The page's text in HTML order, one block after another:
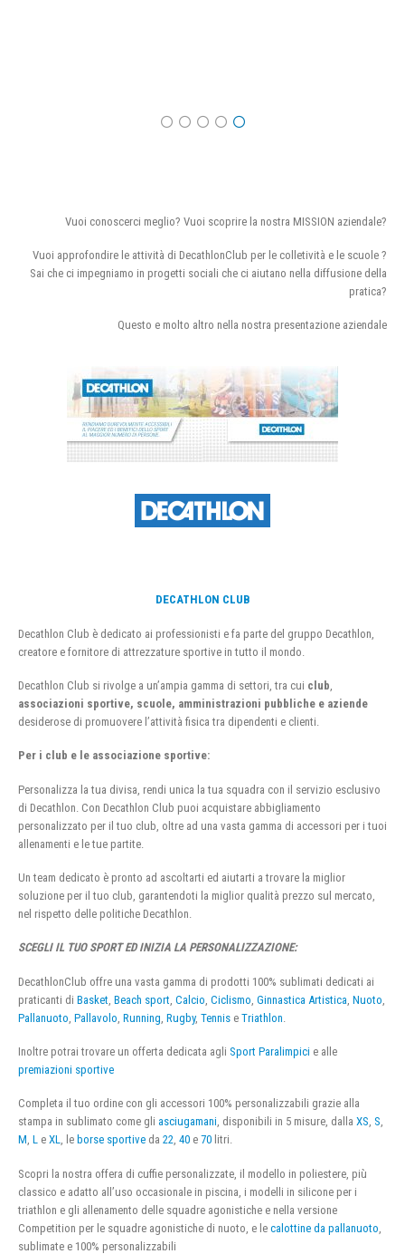
Vuoi conoscerci meglio? Vuoi scoprire la nostra MISSION aziendale?
Vuoi approfondire le attività di DecathlonClub per le colletività e le scuole ?
Sai che ci impegniamo in progetti sociali che ci aiutano nella diffusione della
pratica?
Questo e molto altro nella nostra presentazione aziendale
DECATHLON CLUB
Decathlon Club è dedicato ai professionisti e fa parte del gruppo Decathlon,
creatore e fornitore di attrezzature sportive in tutto il mondo.
Decathlon Club si rivolge a un’ampia gamma di settori, tra cui club
associazioni sportive, scuole, amministrazioni pubbliche e aziende
desiderose di promuovere l’attività fisica tra dipendenti e clienti.
Per i club e le associazione sportive:
Personalizza la tua divisa, rendi unica la tua squadra con il servizio esclusivo
di Decathlon. Con Decathlon Club puoi acquistare abbigliamento
personalizzato per il tuo club, oltre ad una vasta gamma di accessori per i tuoi
allenamenti e le tue partite.
Un team dedicato è pronto ad ascoltarti ed aiutarti a trovare la miglior
soluzione per il tuo club, garantendoti la miglior qualità prezzo sul mercato,
nel rispetto delle politiche Decathlon.
SCEGLI IL TUO SPORT ED INIZIA LA PERSONALIZZAZIONE:
DecathlonClub offre una vasta gamma di prodotti 100% sublimati dedicati ai
praticanti di Basket Beach sport Calcio Ciclismo Ginnastica Artistica Nuoto
Pallanuoto Pallavolo Running Rugby, Tennis e Triathlon
Inoltre potrai trovare un offerta dedicata agli Sport Paralimpici e alle
premiazioni sportive
Completa il tuo ordine con gli accessori 100% personalizzabili grazie alla
stampa in sublimato come gli asciugamani, disponibili in 5 misure, dalla XS, S,
M, L e XL, le borse sportive da 22, 40 e 70 litri.
Scopri la nostra offera di cuffie personalizzate, il modello in poliestere, più
classico e adatto all’uso occasionale in piscina, i modelli in silicone per i
triathlon e gli allenamento delle squadre agonistiche e nella versione
Competition per le squadre agonistiche di nuoto, e le calottine da pallanuoto
sublimate e 100% personalizzabili